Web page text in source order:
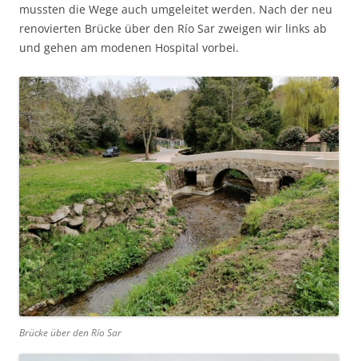
mussten die Wege auch umgeleitet werden. Nach der neu
renovierten Brücke über den Río Sar zweigen wir links ab
und gehen am modenen Hospital vorbei.
Brücke über den Río Sar